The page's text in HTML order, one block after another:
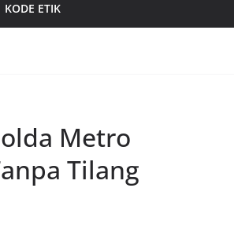
KODE ETIK
Metro
Tilang